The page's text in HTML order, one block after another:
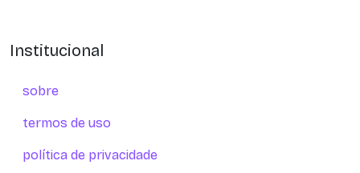
Institucional
sobre
termos de uso
política de privacidade